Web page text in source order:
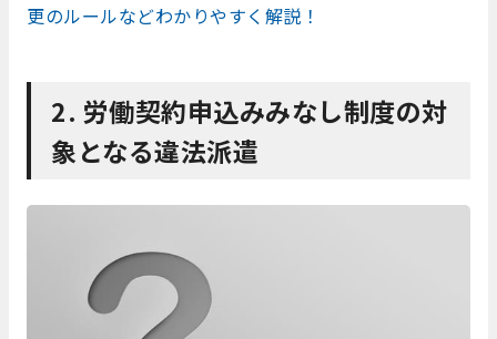
更のルールなどわかりやすく解説！
2. 労働契約申込みみなし制度の対
象となる違法派遣